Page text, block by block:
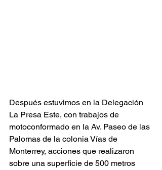
Después estuvimos en la Delegación
La Presa Este, con trabajos de
motoconformado en la Av. Paseo de las
Palomas de la colonia Vías de
Monterrey, acciones que realizaron
sobre una superficie de 500 metros